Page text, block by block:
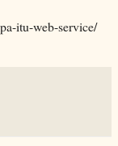
itu-web-service/